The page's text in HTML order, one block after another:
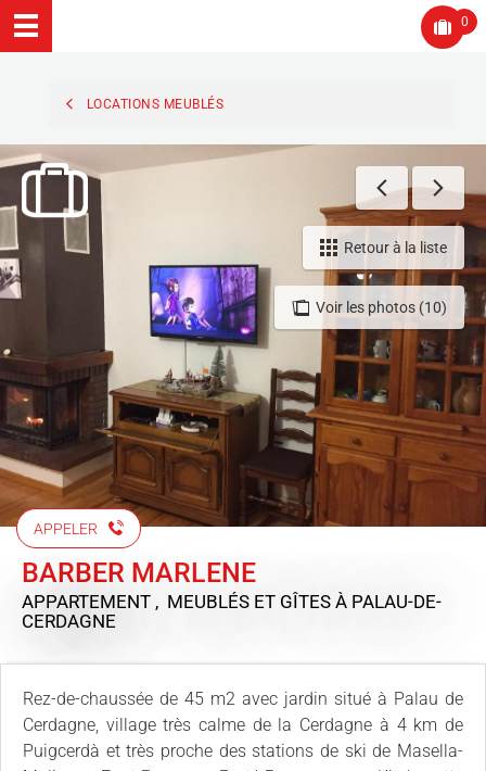
0
LOCATIONS MEUBLÉS
Voir les photos (10)
Retour à la liste
APPELER
BARBER MARLENE
APPARTEMENT , MEUBLÉS ET GÎTES À PALAU-DE-
CERDAGNE
Rez-de-chaussée de 45 m2 avec jardin situé à Palau de
Cerdagne, village très calme de la Cerdagne à 4 km de
Puigcerdà et très proche des stations de ski de Masella-